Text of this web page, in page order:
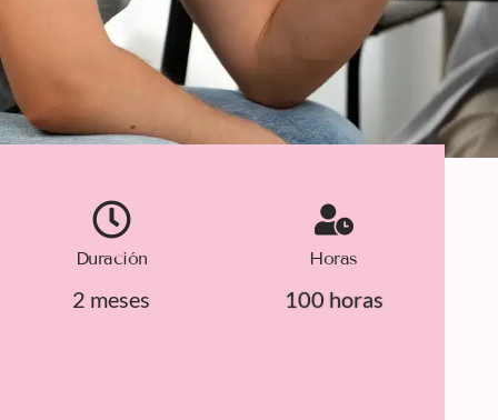
Duración
2 meses
Horas
100 horas